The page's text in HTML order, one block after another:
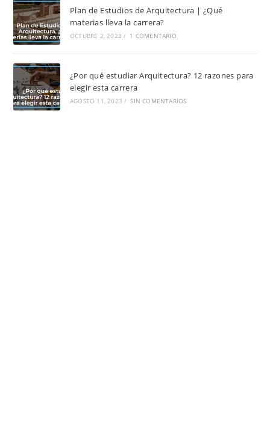
Plan de Estudios de Arquitectura | ¿Qué
materias lleva la carrera?
OCTUBRE 2, 2023 / 1 COMENTARIO
¿Por qué estudiar Arquitectura? 12 razones para
elegir esta carrera
AGOSTO 11, 2023 / SIN COMENTARIOS